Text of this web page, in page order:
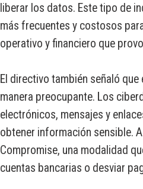
liberar los datos. Este tipo de
más frecuentes y costosos
operativo y financiero que
El directivo también señaló
manera preocupante. Los
electrónicos, mensajes y
obtener información sensible.
Compromise, una modalidad
cuentas bancarias o desviar